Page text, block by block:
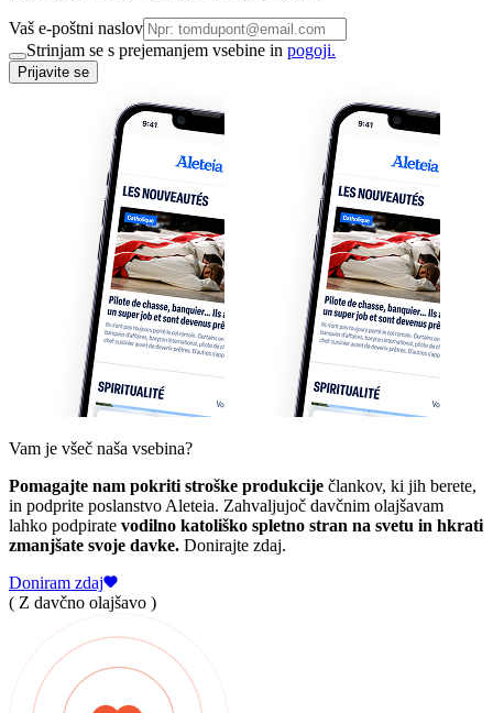
Vaš e-poštni naslov
Strinjam se s prejemanjem vsebine in pogoji.
Prijavite se
Vam je všeč naša vsebina?
Pomagajte nam pokriti stroške produkcije člankov, ki jih berete,
in podprite poslanstvo Aleteia. Zahvaljujoč davčnim olajšavam
lahko podpirate vodilno katoliško spletno stran na svetu in hkrati
zmanjšate svoje davke. Donirajte zdaj.
Doniram zdaj
( Z davčno olajšavo )